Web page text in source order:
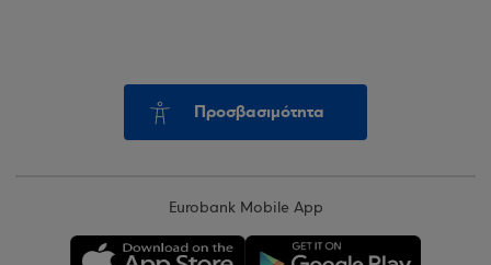
Προσβασιμότητα
Eurobank Mobile App